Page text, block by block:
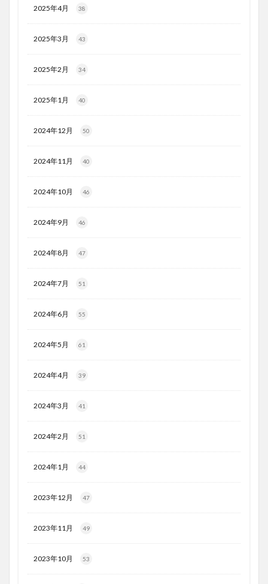
2025年4月 38
2025年3月 43
2025年2月 34
2025年1月 40
2024年12月 50
2024年11月 40
2024年10月 46
2024年9月 46
2024年8月 47
2024年7月 51
2024年6月 55
2024年5月 61
2024年4月 39
2024年3月 41
2024年2月 51
2024年1月 44
2023年12月 47
2023年11月 49
2023年10月 53